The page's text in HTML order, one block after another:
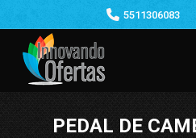
5511306083
PEDAL DE